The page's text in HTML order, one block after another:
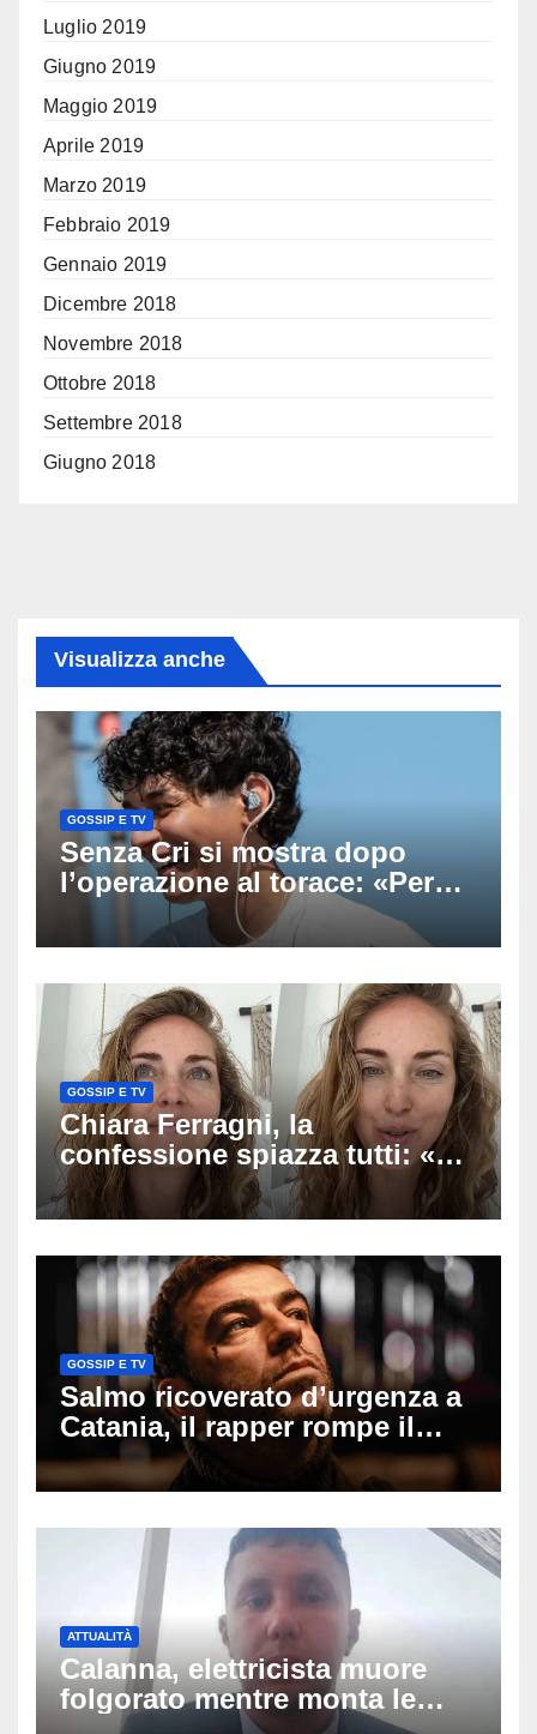
Luglio 2019
Giugno 2019
Maggio 2019
Aprile 2019
Marzo 2019
Febbraio 2019
Gennaio 2019
Dicembre 2018
Novembre 2018
Ottobre 2018
Settembre 2018
Giugno 2018
Visualizza anche
GOSSIP E TV
Senza Cri si mostra dopo
l’operazione al torace: «Per
anni mi sentivo in trappola», il
racconto sul difficile percorso
GOSSIP E TV
Chiara Ferragni, la
confessione spiazza tutti: «Un
mio ex voleva che mi rifacessi
il seno». Poi svela i ritocchi di
GOSSIP E TV
Salmo ricoverato d’urgenza a
Catania, il rapper rompe il
silenzio dopo la notte in
ospedale: come sta e cosa
ATTUALITÀ
Calanna, elettricista muore
folgorato mentre monta le